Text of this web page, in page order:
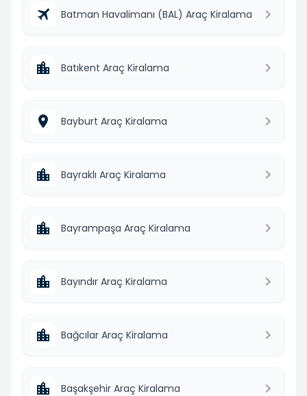
Batman Havalimanı (BAL) Araç Kiralama
Batıkent Araç Kiralama
Bayburt Araç Kiralama
Bayraklı Araç Kiralama
Bayrampaşa Araç Kiralama
Bayındır Araç Kiralama
Bağcılar Araç Kiralama
Başakşehir Araç Kiralama